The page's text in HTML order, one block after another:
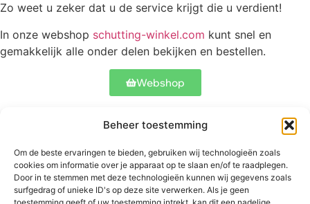
Beheer toestemming
Om de beste ervaringen te bieden, gebruiken wij technologieën zoals
cookies om informatie over je apparaat op te slaan en/of te raadplegen.
Door in te stemmen met deze technologieën kunnen wij gegevens zoals
surfgedrag of unieke ID's op deze site verwerken. Als je geen
Zo weet u zeker dat u de service krijgt die u verdient!
In onze webshop schutting-winkel.com kunt snel en
gemakkelijk alle onder delen bekijken en bestellen.
Webshop
Abtstraat 17
5504 CH
Veldhoven
Betonschutting
Standaard
schutting
Veelgestelde
vragen
Bekijk ons werk